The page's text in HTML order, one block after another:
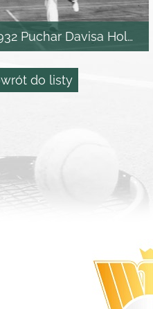
Puchar Davisa Holandia
do listy